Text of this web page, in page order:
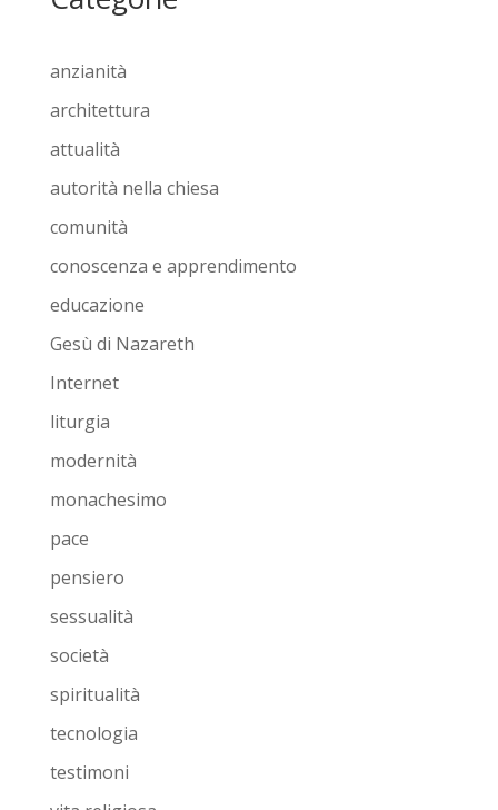
anzianità
architettura
attualità
autorità nella chiesa
comunità
conoscenza e apprendimento
educazione
Gesù di Nazareth
Internet
liturgia
modernità
monachesimo
pace
pensiero
sessualità
società
spiritualità
tecnologia
testimoni